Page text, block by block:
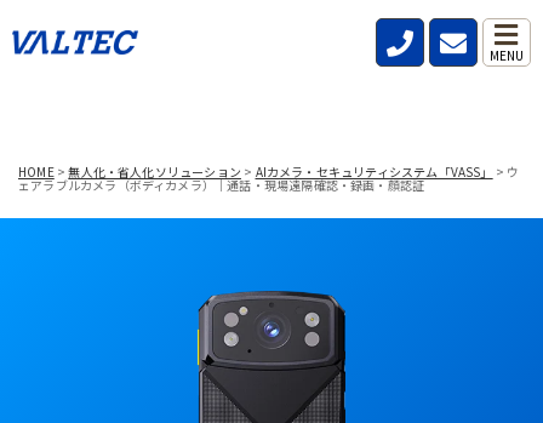
MENU
HOME>無人化・省人化ソリューション > AIカメラ・セキュリティシステム「VASS」 > ウ
ェアラブルカメラ（ボディカメラ）｜通話・現場遠隔確認・録画・顔認証